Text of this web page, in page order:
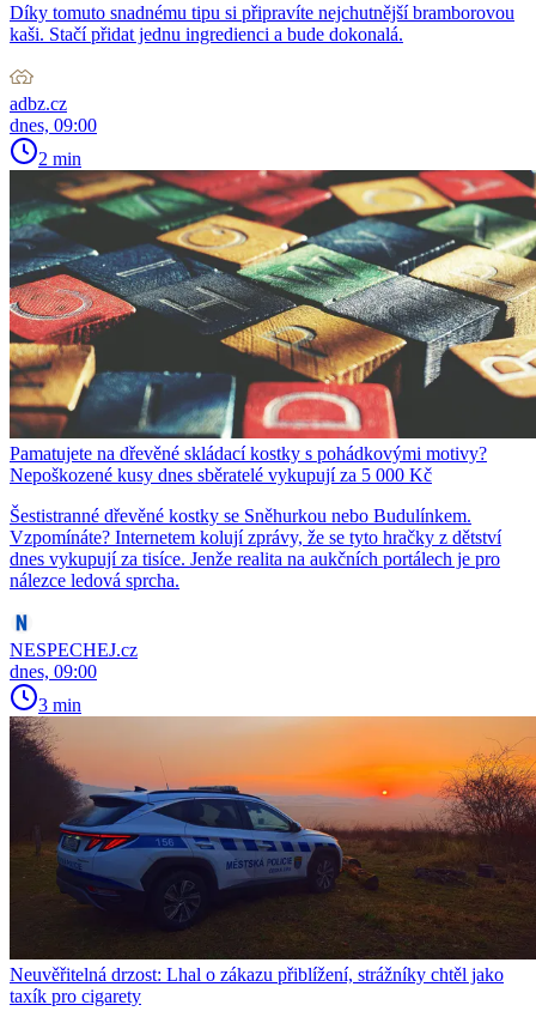
Díky tomuto snadnému tipu si připravíte nejchutnější bramborovou
kaši. Stačí přidat jednu ingredienci a bude dokonalá.
adbz.cz
dnes, 09:00
2 min
Pamatujete na dřevěné skládací kostky s pohádkovými motivy?
Nepoškozené kusy dnes sběratelé vykupují za 5 000 Kč
Šestistranné dřevěné kostky se Sněhurkou nebo Budulínkem.
Vzpomínáte? Internetem kolují zprávy, že se tyto hračky z dětství
dnes vykupují za tisíce. Jenže realita na aukčních portálech je pro
nálezce ledová sprcha.
NESPECHEJ.cz
dnes, 09:00
3 min
Neuvěřitelná drzost: Lhal o zákazu přiblížení, strážníky chtěl jako
taxík pro cigarety